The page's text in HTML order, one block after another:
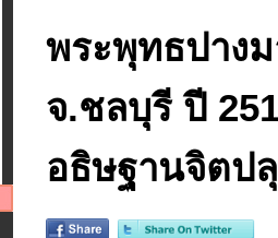
พระพุทธปาง
จ.ชลบุรี ปี
อธิษฐานจิตป